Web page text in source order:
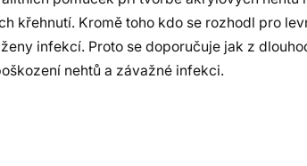
křehnutí. Kromě toho kdo se rozhodl pro
infekcí. Proto se doporučuje jak z
nehtů a závažné infekci.